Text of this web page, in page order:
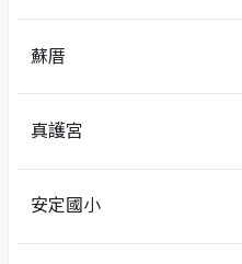
蘇厝
真護宮
安定國小